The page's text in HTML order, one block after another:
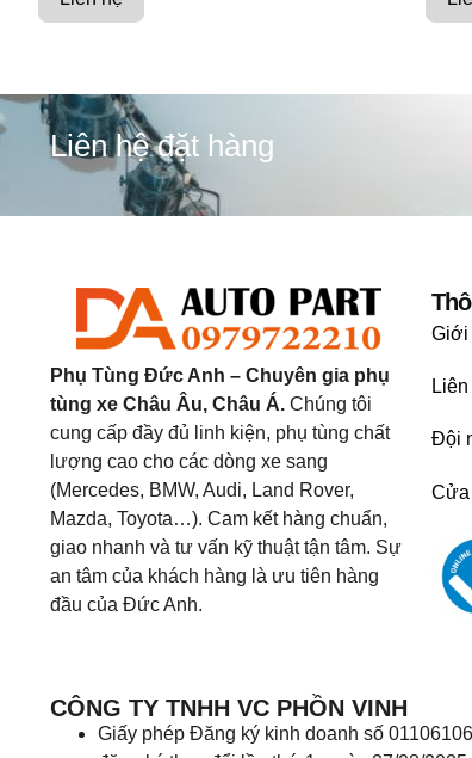
Liên hệ đặt hàng
Phụ Tùng Đức Anh – Chuyên gia phụ
tùng xe Châu Âu, Châu Á. Chúng tôi
cung cấp đầy đủ linh kiện, phụ tùng chất
lượng cao cho các dòng xe sang
(Mercedes, BMW, Audi, Land Rover,
Mazda, Toyota…). Cam kết hàng chuẩn,
giao nhanh và tư vấn kỹ thuật tận tâm. Sự
an tâm của khách hàng là ưu tiên hàng
đầu của Đức Anh.
Giới
Đội
Cửa
CÔNG TY TNHH VC PHỒN VINH
Giấy phép Đăng ký kinh doanh số